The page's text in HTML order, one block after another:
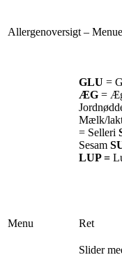
Allergenoversigt –
GLU =
ÆG =
Mælk/
= Selleri
Sesam
LUP=
Menu Ret
Slider